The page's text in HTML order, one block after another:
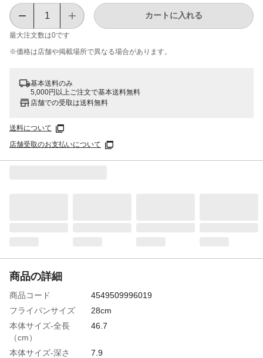
最大注文数は0です
カートに入れる
※価格は​店舗や​掲載場所で​異なる​場合が​あります。
基本送料のみ
5,000円以上ご注文で基本送料無料
店舗での受取は送料無料
送料について
店舗受取のお支払いについて
商品の詳細
商品コード
4549509996019
フライパンサイズ
28cm
本体サイズ-全長
（cm）
46.7
本体サイズ-深さ
7.9